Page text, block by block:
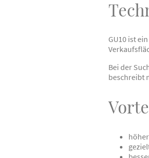
GU10 ist
Bei der
beschreibt